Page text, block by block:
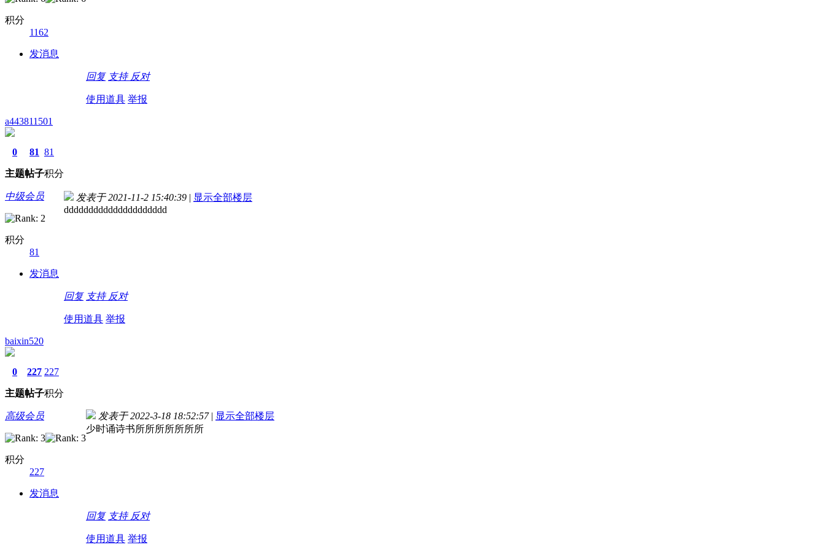
积分
1162
发消息
回复 支持 反对
使用道具 举报
a443811501
0
主题
81
帖子
81
积分
中级会员
积分
81
发消息
发表于 2021-11-2 15:40:39 | 显示全部楼层
ddddddddddddddddddddd
回复 支持 反对
使用道具 举报
baixin520
0
主题
227
帖子
227
积分
高级会员
积分
227
发消息
发表于 2022-3-18 18:52:57 | 显示全部楼层
少时诵诗书所所所所所所所
回复 支持 反对
使用道具 举报